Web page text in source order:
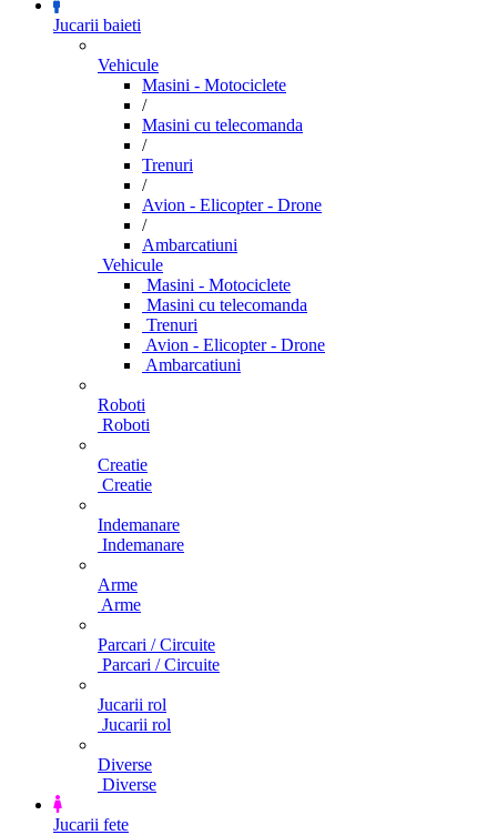
Jucarii baieti
Vehicule
Masini - Motociclete
/
Masini cu telecomanda
/
Trenuri
/
Avion - Elicopter - Drone
/
Ambarcatiuni
Vehicule
Masini - Motociclete
Masini cu telecomanda
Trenuri
Avion - Elicopter - Drone
Ambarcatiuni
Roboti
Roboti
Creatie
Creatie
Indemanare
Indemanare
Arme
Arme
Parcari / Circuite
Parcari / Circuite
Jucarii rol
Jucarii rol
Diverse
Diverse
Jucarii fete